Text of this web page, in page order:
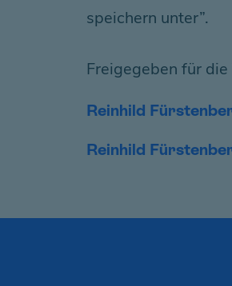
speichern unter”.
Freigegeben für
Reinhild
Reinhild